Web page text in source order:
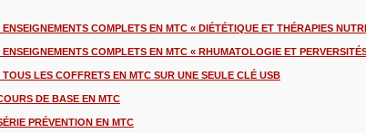
COMPLETS EN MTC « DIÉTÉTIQUE ET THÉRAPIES
COMPLETS EN MTC « RHUMATOLOGIE ET
LES COFFRETS EN MTC SUR UNE SEULE CLÉ USB
DE BASE EN MTC
PRÉVENTION EN MTC